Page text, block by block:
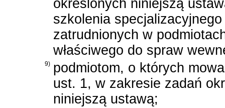
określonych niniejszą
szkolenia specjalizacyjnego
zatrudnionych w
właściwego do spraw
9) podmiotom, o których
ust. 1, w zakresie zadań
niniejszą ustawą;